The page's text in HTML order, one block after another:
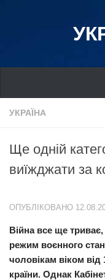
Україна
Дніпро
Львів
Харків
Донбас
Схід
УКРАЇНА
Ще одній
виїжджати за
ОПУБЛІКОВАНО
Війна все ще
режим воєнного
чоловікам віком
країни. Однак